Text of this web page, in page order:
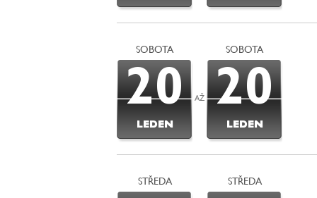
SOBOTA
20
LEDEN
AŽ
SOBOTA
20
LEDEN
STŘEDA STŘEDA